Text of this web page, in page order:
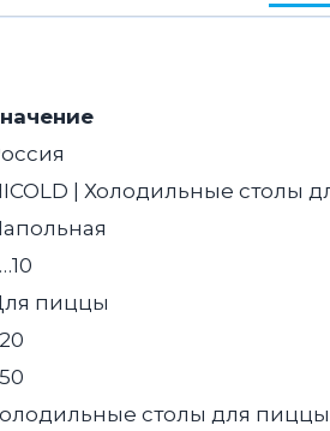
| Холодильные столы
пиццы
столы для пиццы